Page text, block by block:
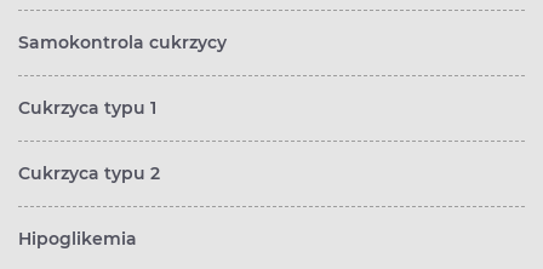
Samokontrola cukrzycy
Cukrzyca typu 1
Cukrzyca typu 2
Hipoglikemia